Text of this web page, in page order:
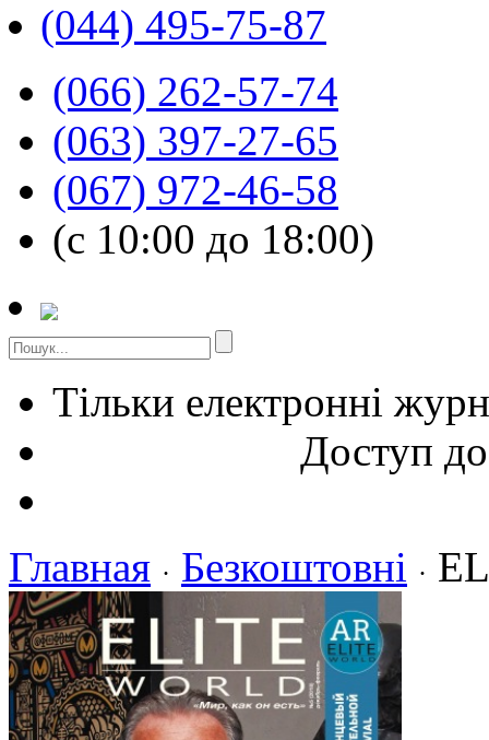
(044) 495-75-87
(066) 262-57-74
(063) 397-27-65
(067) 972-46-58
(с 10:00 до 18:00)
Тільки електронні
Доступ
Главная · Безкоштовні ·